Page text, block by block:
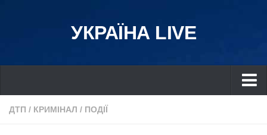
УКРАЇНА LIVE
Україна
ДТП / КРИМІНАЛ / ПОДІЇ